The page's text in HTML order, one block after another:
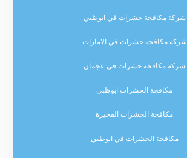
شركة مكافحة حشرات في ابوظبي
شركة مكافحة حشرات في الامارات
شركة مكافحة حشرات في عجمان
مكافحة الحشرات ابوظبي
مكافحة الحشرات الفجيرة
مكافحة الحشرات في ابوظبي